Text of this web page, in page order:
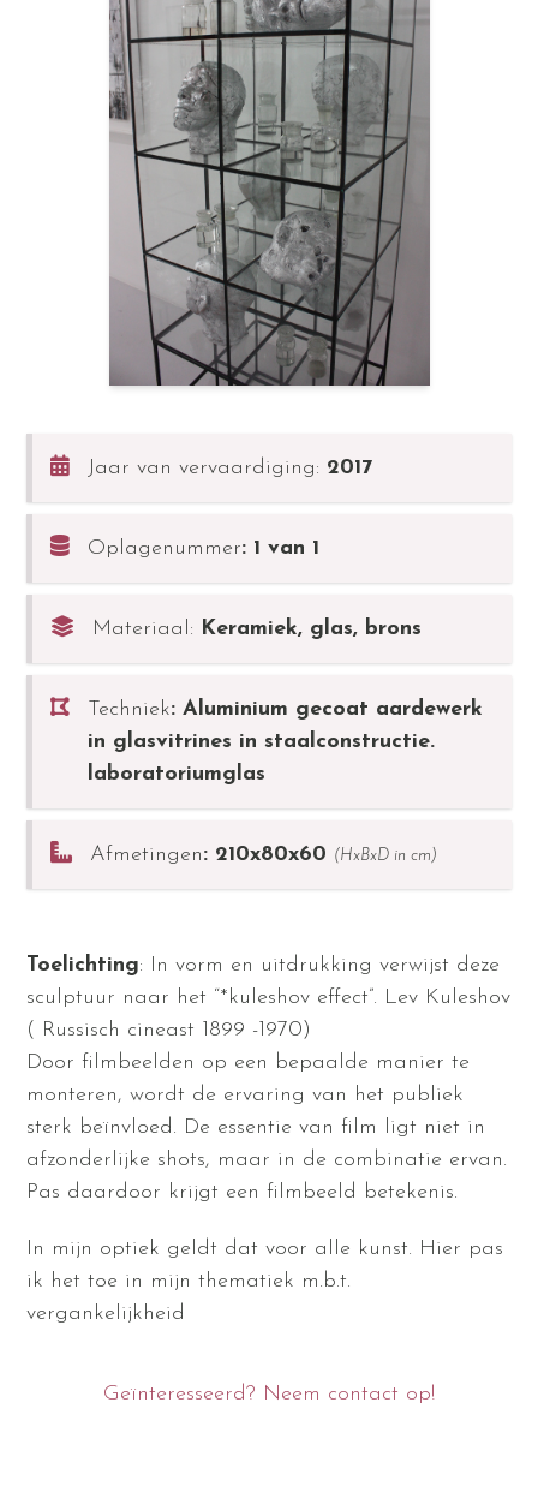
Jaar van vervaardiging: 2017
Oplagenummer: 1 van 1
Materiaal: Keramiek, glas, brons
Techniek: Aluminium gecoat aardewerk
in glasvitrines in staalconstructie.
laboratoriumglas
Afmetingen: 210x80x60 (HxBxD in cm)
Toelichting: In vorm en uitdrukking verwijst deze
sculptuur naar het “*kuleshov effect”. Lev Kuleshov
( Russisch cineast 1899 -1970)
Door filmbeelden op een bepaalde manier te
monteren, wordt de ervaring van het publiek
sterk beïnvloed. De essentie van film ligt niet in
afzonderlijke shots, maar in de combinatie ervan.
Pas daardoor krijgt een filmbeeld betekenis.
In mijn optiek geldt dat voor alle kunst. Hier pas
ik het toe in mijn thematiek m.b.t.
vergankelijkheid
Geïnteresseerd? Neem contact op!